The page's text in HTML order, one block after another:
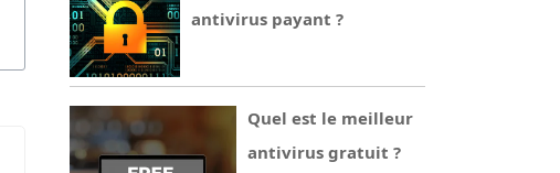
antivirus payant ?
Quel est le meilleur
antivirus gratuit ?